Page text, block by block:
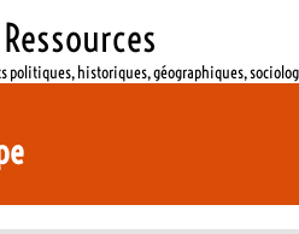
politiques, historiques, géographiques,